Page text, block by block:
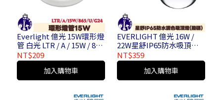
Everlight 億光 15W環形燈
管 白光 LTR / A / 15W / 865
/ U / G24
NT$209
加入購物車
EVERLIGHT 億光 16W /
22W星舒IP65防水吸頂燈 (
撥碼 ) 白殼 / 黑殼
NT$359
加入購物車